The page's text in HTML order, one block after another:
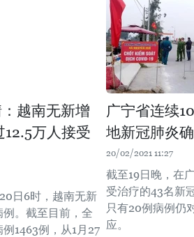
越南无新增
万人接受
日6时，越南无新
。截至目前，全
1463例，从1月27
广宁省连续
地新冠肺炎
20/02/2021 11:27
截至19日晚，在
受治疗的43名新
只有20例病例仍
应。